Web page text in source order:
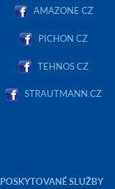
AMAZONE CZ
PICHON CZ
TEHNOS CZ
STRAUTMANN.CZ
POSKYTOVANÉ SLUŽBY